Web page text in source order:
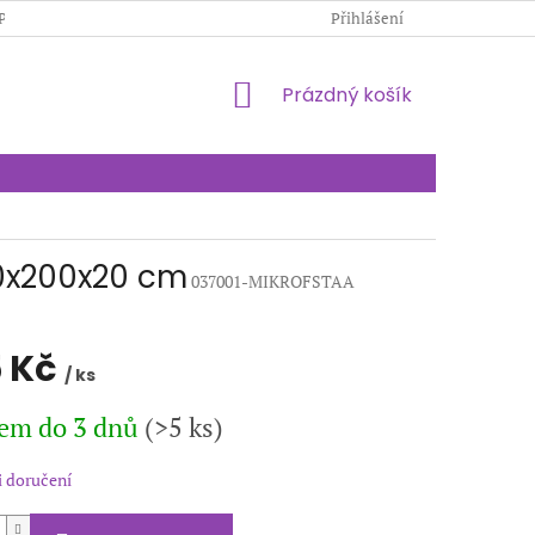
OCHRANY OSOBNÍCH ÚDAJŮ KONTAKTY
Přihlášení
NÁKUPNÍ
Prázdný košík
cm 037001-MIKROFSTAA
Kč / ks
do 3 dnů (>5 ks)
doručení